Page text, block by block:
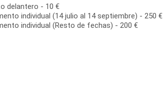
delantero - 10 €
individual (14 julio al 14 septiembre) - 250 €
individual (Resto de fechas) - 200 €